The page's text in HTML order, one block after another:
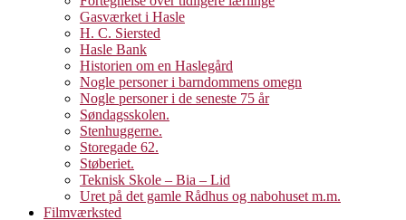
Gasværket i Hasle
H. C. Siersted
Hasle Bank
Historien om en Haslegård
Nogle personer i barndommens omegn
Nogle personer i de seneste 75 år
Søndagsskolen.
Stenhuggerne.
Storegade 62.
Støberiet.
Teknisk Skole – Bia – Lid
Uret på det gamle Rådhus og nabohuset m.m.
Filmværksted